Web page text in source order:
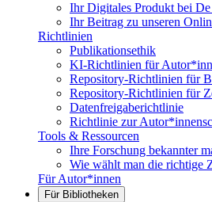
Ihr Digitales Produkt bei
Ihr Beitrag zu unseren
Richtlinien
Publikationsethik
KI-Richtlinien für
Repository-Richtlinien für
Repository-Richtlinien für
Datenfreigaberichtlinie
Richtlinie zur
Tools & Ressourcen
Ihre Forschung bekannter
Wie wählt man die richtige
Für Autor*innen
Für Bibliotheken